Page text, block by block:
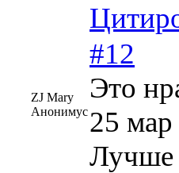
ZJ Mary
Анонимус
#12
Это
25
Лучше